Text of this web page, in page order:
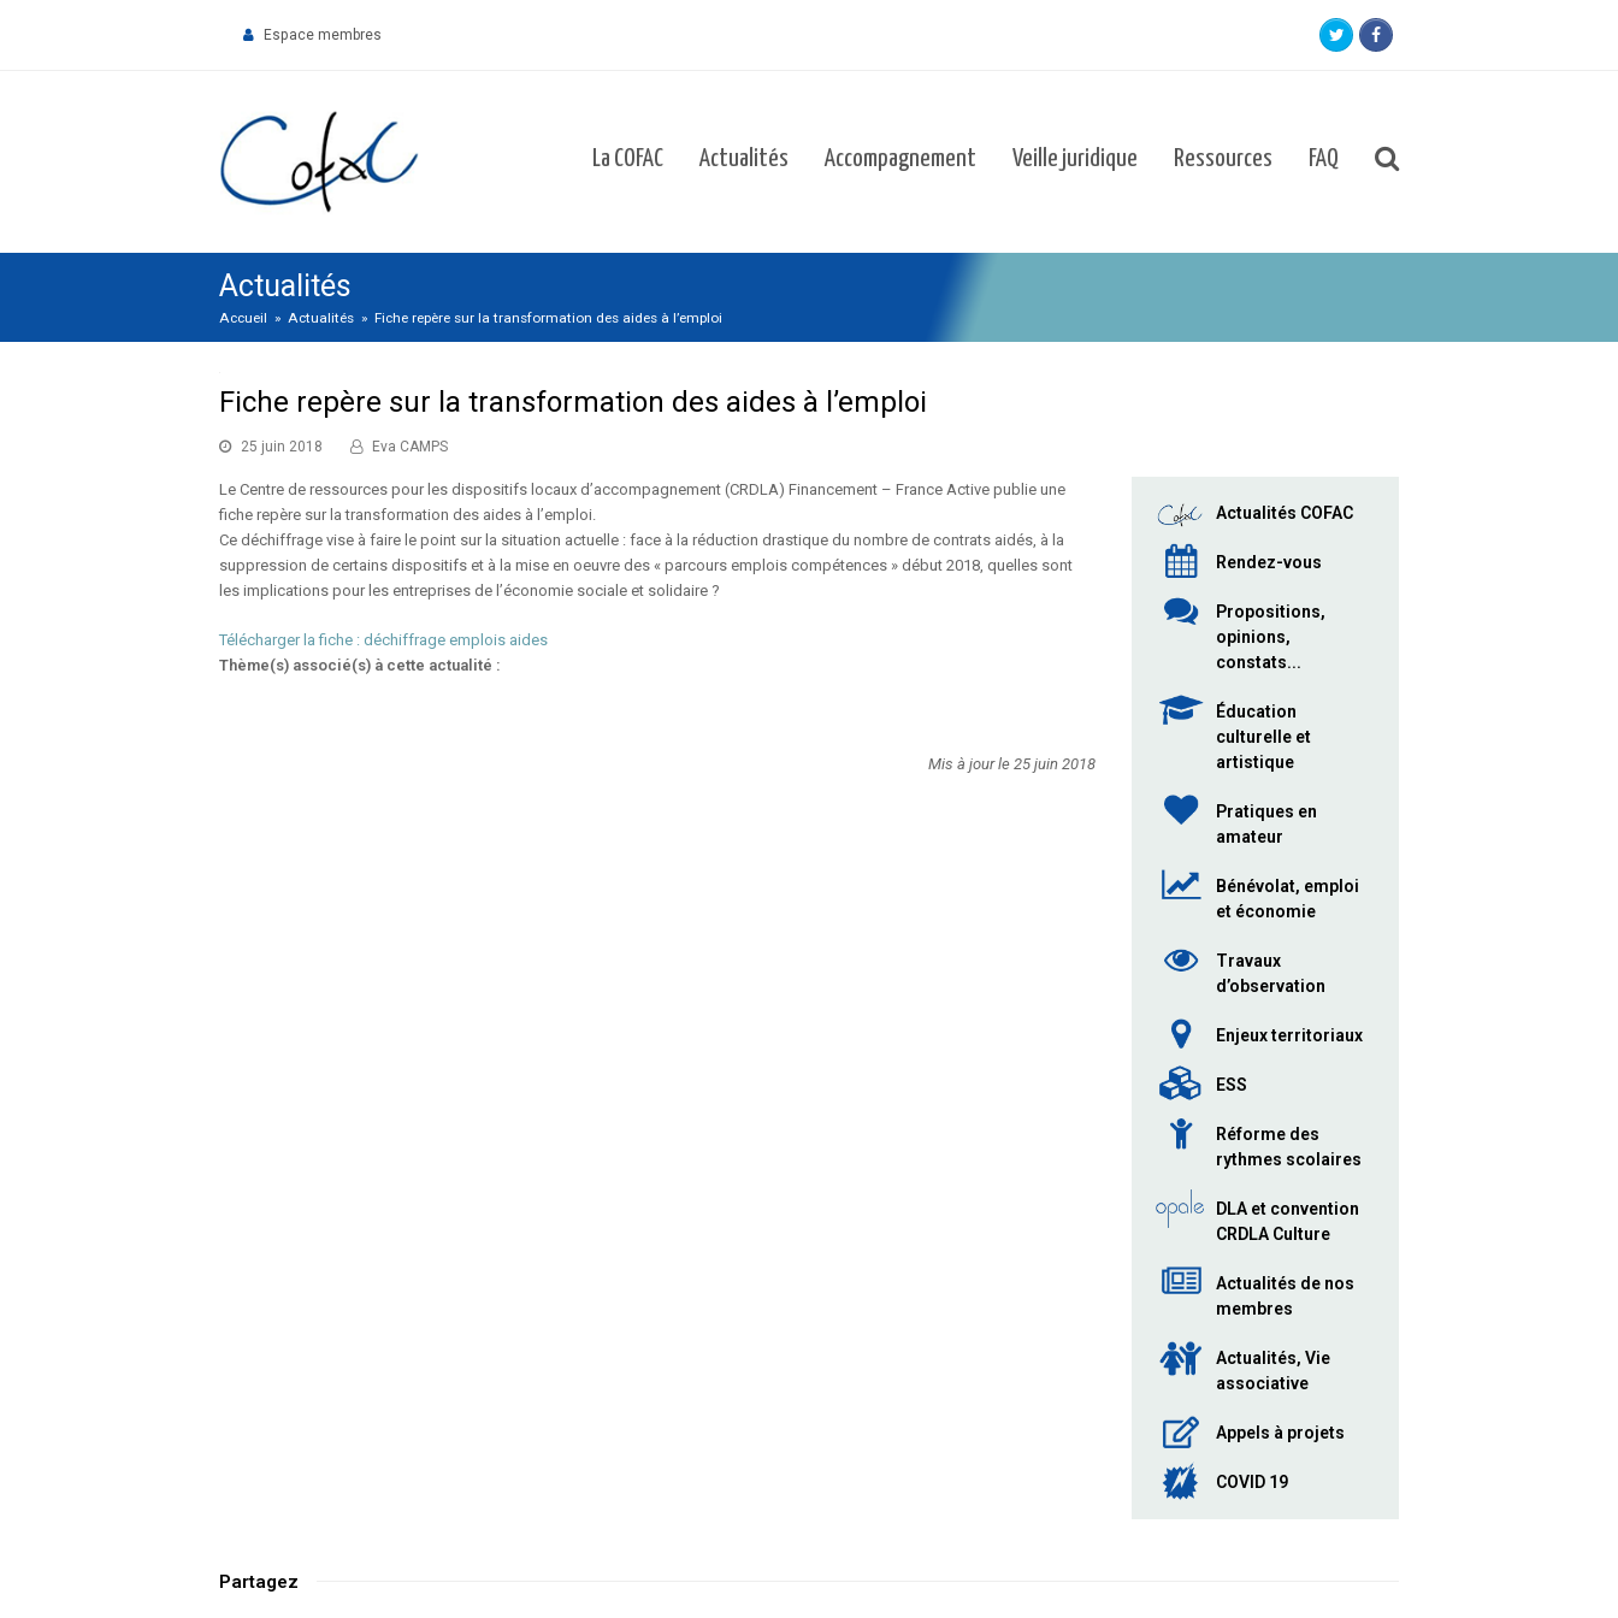
Espace membres TwitterFacebook
La COFAC Actualités Accompagnement Veille juridique Ressources FAQ
Actualités
Accueil » Actualités » Fiche repère sur la transformation des aides à l’emploi
Fiche repère sur la transformation des aides à l’emploi
25 juin 2018 Eva CAMPS
Le Centre de ressources pour les dispositifs locaux d’accompagnement (CRDLA) Financement – France Active publie une
fiche repère sur la transformation des aides à l’emploi.
Ce déchiffrage vise à faire le point sur la situation actuelle : face à la réduction drastique du nombre de contrats aidés, à la
suppression de certains dispositifs et à la mise en oeuvre des « parcours emplois compétences » début 2018, quelles sont
les implications pour les entreprises de l’économie sociale et solidaire ?
Télécharger la fiche : déchiffrage emplois aides
Thème(s) associé(s) à cette actualité :
Mis à jour le 25 juin 2018
Actualités COFAC
Rendez-vous
Propositions,
opinions,
constats...
Éducation
culturelle et
artistique
Pratiques en
amateur
Bénévolat, emploi
et économie
Travaux
d’observation
Enjeux territoriaux
ESS
Réforme des
rythmes scolaires
DLA et convention
CRDLA Culture
Actualités de nos
membres
Actualités, Vie
associative
Appels à projets
COVID 19
Partagez